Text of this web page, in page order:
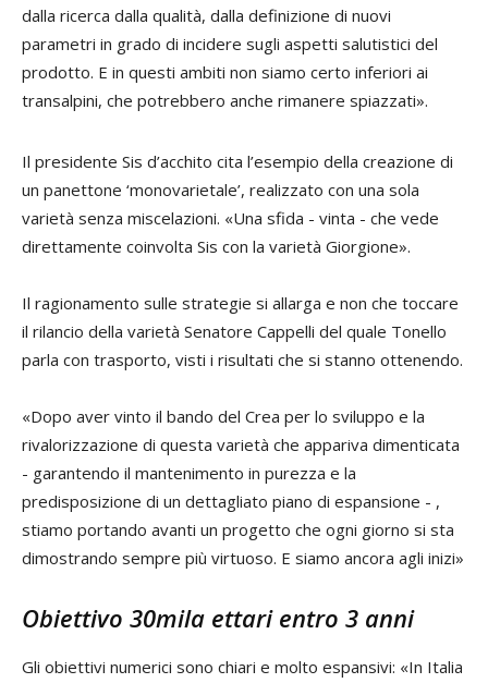
dalla ricerca dalla qualità, dalla definizione di nuovi
parametri in grado di incidere sugli aspetti salutistici del
prodotto. E in questi ambiti non siamo certo inferiori ai
transalpini, che potrebbero anche rimanere spiazzati».
Il presidente Sis d’acchito cita l’esempio della creazione di
un panettone ‘monovarietale’, realizzato con una sola
varietà senza miscelazioni. «Una sfida - vinta - che vede
direttamente coinvolta Sis con la varietà Giorgione».
Il ragionamento sulle strategie si allarga e non che toccare
il rilancio della varietà Senatore Cappelli del quale Tonello
parla con trasporto, visti i risultati che si stanno ottenendo.
«Dopo aver vinto il bando del Crea per lo sviluppo e la
rivalorizzazione di questa varietà che appariva dimenticata
- garantendo il mantenimento in purezza e la
predisposizione di un dettagliato piano di espansione - ,
stiamo portando avanti un progetto che ogni giorno si sta
dimostrando sempre più virtuoso. E siamo ancora agli inizi»
Obiettivo 30mila ettari entro 3 anni
Gli obiettivi numerici sono chiari e molto espansivi: «In Italia